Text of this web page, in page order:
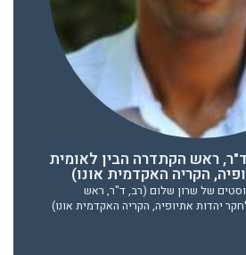
ראש הקתדרה הבין לאומית
הקריה האקדמית אונו)
של שרון שלום (רב, ד"ר, ראש
יהדות אתיופיה, הקריה האקדמית אונו)